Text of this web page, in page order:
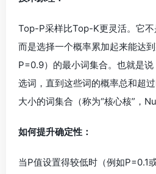
Top-P采样比Top-K更灵活。它不
而是选择一个概率累加起来能达
P=0.9）的最小词集合。也就是
选词，直到这些词的概率总和超
大小的词集合（称为“核心核”，
如何提升确定性：
当P值设置得较低时（例如P=0.1